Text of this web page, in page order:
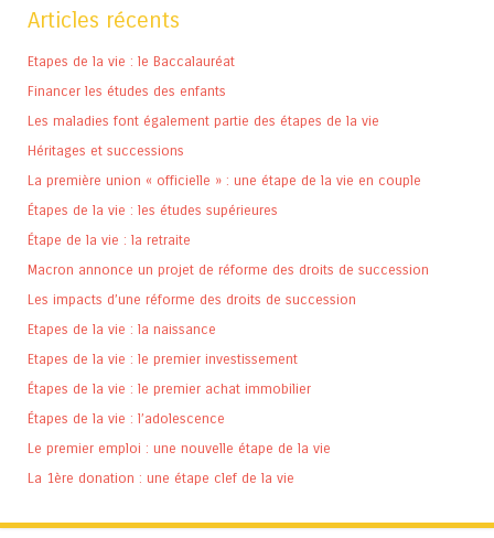
Articles récents
Etapes de la vie : le Baccalauréat
Financer les études des enfants
Les maladies font également partie des étapes de la vie
Héritages et successions
La première union « officielle » : une étape de la vie en couple
Étapes de la vie : les études supérieures
Étape de la vie : la retraite
Macron annonce un projet de réforme des droits de succession
Les impacts d’une réforme des droits de succession
Etapes de la vie : la naissance
Etapes de la vie : le premier investissement
Étapes de la vie : le premier achat immobilier
Étapes de la vie : l’adolescence
Le premier emploi : une nouvelle étape de la vie
La 1ère donation : une étape clef de la vie